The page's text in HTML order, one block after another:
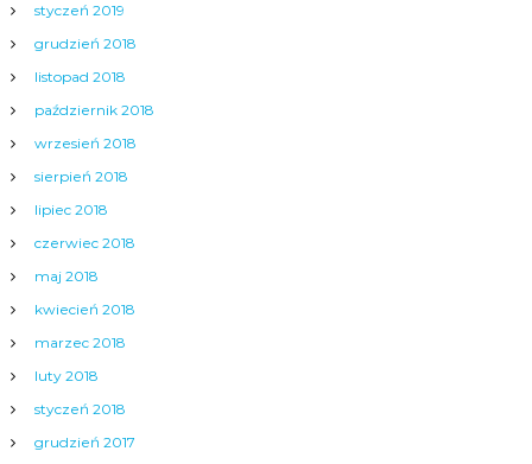
styczeń 2019
grudzień 2018
listopad 2018
październik 2018
wrzesień 2018
sierpień 2018
lipiec 2018
czerwiec 2018
maj 2018
kwiecień 2018
marzec 2018
luty 2018
styczeń 2018
grudzień 2017